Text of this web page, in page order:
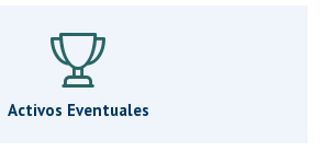
Activos Eventuales